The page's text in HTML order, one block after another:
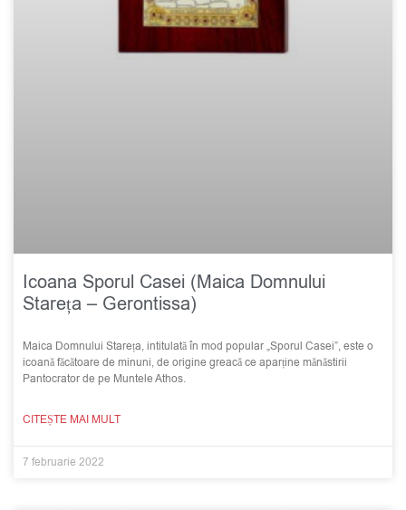
Icoana Sporul Casei (Maica Domnului
Stareța – Gerontissa)
Maica Domnului Stareța, intitulată în mod popular „Sporul Casei”, este o
icoană făcătoare de minuni, de origine greacă ce aparține mănăstirii
Pantocrator de pe Muntele Athos.
CITEȘTE MAI MULT
7 februarie 2022